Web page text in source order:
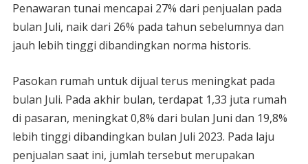
Penawaran tunai mencapai 27% dari penjualan pada
bulan Juli, naik dari 26% pada tahun sebelumnya dan
jauh lebih tinggi dibandingkan norma historis.
Pasokan rumah untuk dijual terus meningkat pada
bulan Juli. Pada akhir bulan, terdapat 1,33 juta rumah
di pasaran, meningkat 0,8% dari bulan Juni dan 19,8%
lebih tinggi dibandingkan bulan Juli 2023. Pada laju
penjualan saat ini, jumlah tersebut merupakan